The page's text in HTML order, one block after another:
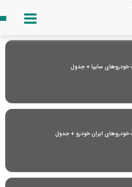
خودرو‌های سایپا + جدول
خودرو‌های ایران خودرو + جدول